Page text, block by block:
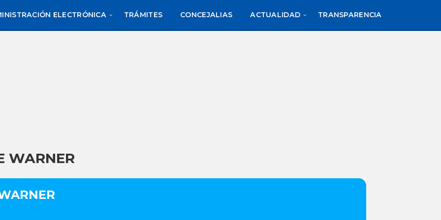
ELECTRÓNICA TRÁMITES CONCEJALIAS ACTUALIDAD TRANSPARENCIA
WARNER